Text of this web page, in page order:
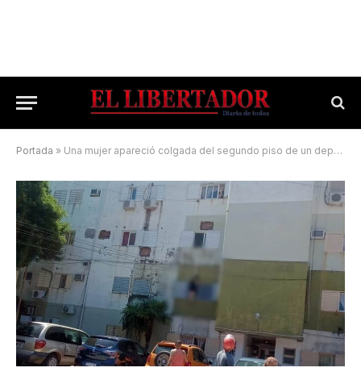
Portada » Una mujer apareció colgada del segundo piso de un departamento